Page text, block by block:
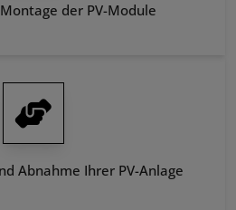
der PV-Module
Abnahme Ihrer PV-Anlage